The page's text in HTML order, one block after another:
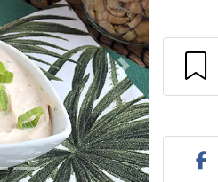
Naslednji